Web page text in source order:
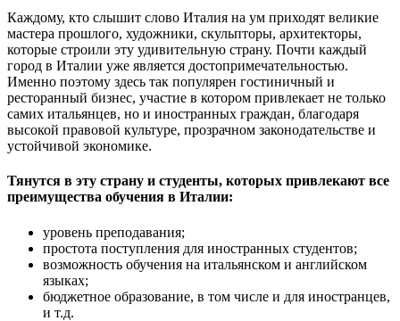
Каждому, кто слышит слово Италия на ум приходят великие
мастера прошлого, художники, скульпторы, архитекторы,
которые строили эту удивительную страну. Почти каждый
город в Италии уже является достопримечательностью.
Именно поэтому здесь так популярен гостиничный и
ресторанный бизнес, участие в котором привлекает не только
самих итальянцев, но и иностранных граждан, благодаря
высокой правовой культуре, прозрачном законодательстве и
устойчивой экономике.
Тянутся в эту страну и студенты, которых привлекают все
преимущества обучения в Италии:
уровень преподавания;
простота поступления для иностранных студентов;
возможность обучения на итальянском и английском
языках;
бюджетное образование, в том числе и для иностранцев,
и т.д.